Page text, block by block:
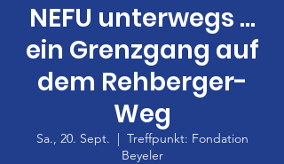
NEFU unterwegs …
ein Grenzgang auf
dem Rehberger-
Weg
Sa., 20. Sept.
  |
Treffpunkt: Fondation
Beyeler